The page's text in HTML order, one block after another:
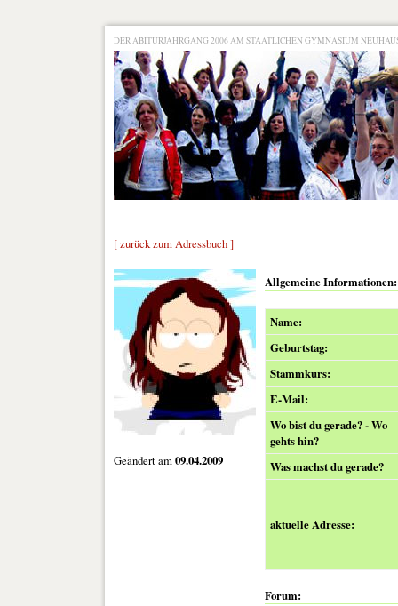
DER ABITURJAHRGANG 2006 AM STAATLICHEN GYMNASIUM
[ zurück zum Adressbuch ]
Geändert am09.04.2009
Allgemeine Informationen:
Name:
Geburtstag:
Stammkurs:
E-Mail:
Wo bist du gerade? - Wo
gehts hin?
Was machst du gerade?
aktuelle Adresse:
Forum: